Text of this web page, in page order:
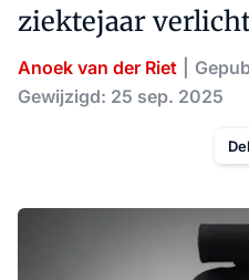
ziektejaar
Anoek van der Riet
Gewijzigd: 25 sep. 2025